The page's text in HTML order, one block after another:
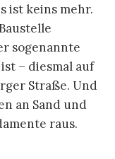
ist keins mehr.
sogenannte
– diesmal auf
Straße. Und
an Sand und
raus.